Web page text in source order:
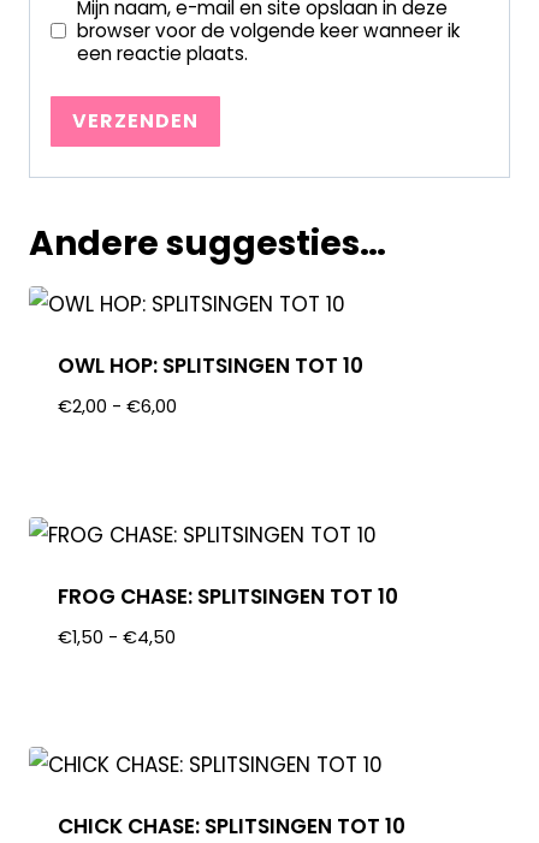
Mijn naam, e-mail en site opslaan in deze
browser voor de volgende keer wanneer ik
een reactie plaats.
Andere suggesties…
OWL HOP: SPLITSINGEN TOT 10
€2,00 - €6,00
FROG CHASE: SPLITSINGEN TOT 10
€1,50 - €4,50
CHICK CHASE: SPLITSINGEN TOT 10